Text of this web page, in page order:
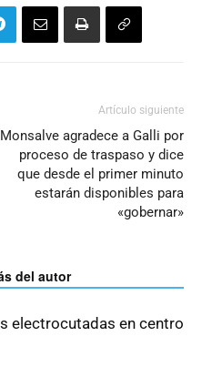
Artículo siguiente
Monsalve agradece a Galli por
proceso de traspaso y dice
que desde el primer minuto
estarán disponibles para
«gobernar»
del autor
electrocutadas en centro